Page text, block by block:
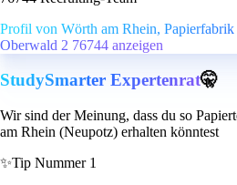
Profil von Wörth am Rhein,
Oberwald 2 76744 anzeigen
StudySmarter Expertenrat🤫
Wir sind der Meinung, dass du so
am Rhein (Neupotz) erhalten könntest
✨Tip Nummer 1